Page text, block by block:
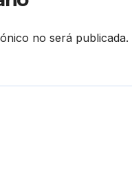
no será publicada.